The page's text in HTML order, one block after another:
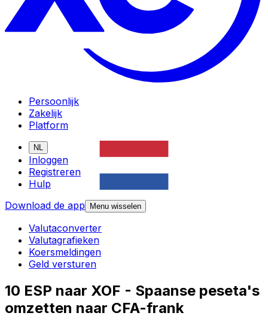
Persoonlijk
Zakelijk
Platform
NL
Inloggen
Registreren
Hulp
Download de app
Menu wisselen
Valutaconverter
Valutagrafieken
Koersmeldingen
Geld versturen
10 ESP naar XOF - Spaanse peseta's
omzetten naar CFA-frank